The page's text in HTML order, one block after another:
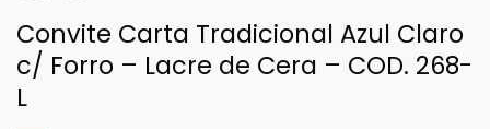
Convite Carta Tradicional Azul Claro
c/ Forro – Lacre de Cera – COD. 268-
L